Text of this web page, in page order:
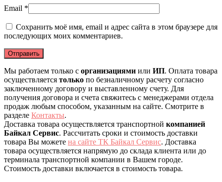
Email *
Сохранить моё имя, email и адрес сайта в этом браузере для
последующих моих комментариев.
Мы работаем только с организациями или ИП. Оплата товара
осуществляется только по безналичному расчету согласно
заключенному договору и выставленному счету. Для
получения договора и счета свяжитесь с менеджерами отдела
продаж любым способом, указанным на сайте. Смотрите в
разделе Контакты.
Доставка товара осуществляется транспортной компанией
Байкал Сервис. Рассчитать сроки и стоимость доставки
товара Вы можете на сайте ТК Байкал Сервис. Доставка
товара осуществляется напрямую до склада клиента или до
терминала транспортной компании в Вашем городе.
Стоимость доставки включается в стоимость товара.